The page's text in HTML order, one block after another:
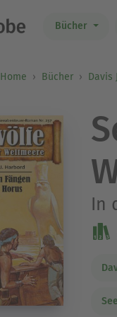
Bücher
Home Bücher Davis
In